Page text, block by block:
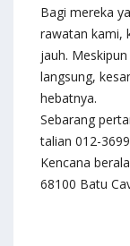
Bagi mereka
rawatan kami,
jauh.
langsung,
hebatnya.
Sebarang
talian 012-
Kencana
68100 Batu